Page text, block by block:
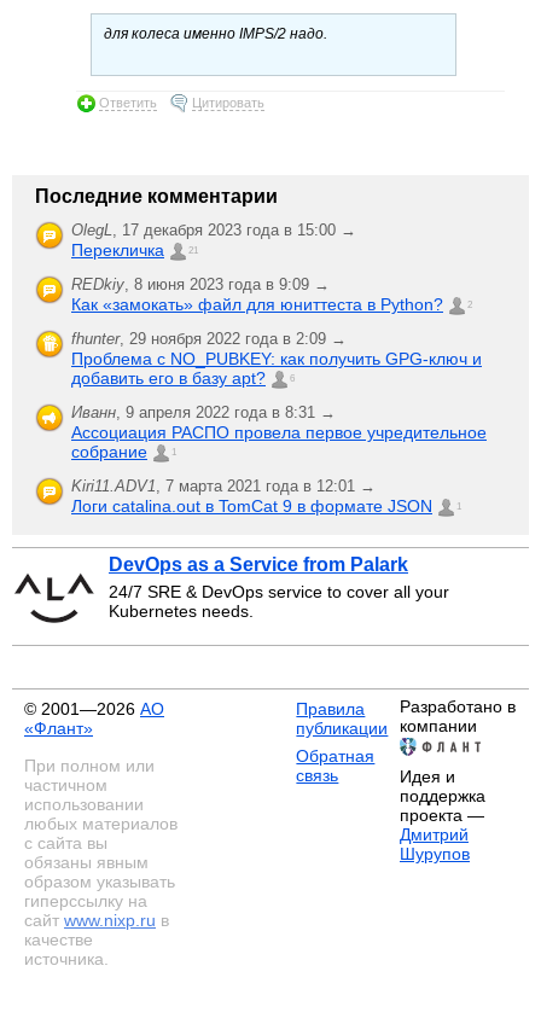
для колеса именно IMPS/2 надо.
Ответить Цитировать
Последние комментарии
OlegL, 17 декабря 2023 года в 15:00 →
Перекличка 21
REDkiy, 8 июня 2023 года в 9:09 →
Как «замокать» файл для юниттеста в Python? 2
fhunter, 29 ноября 2022 года в 2:09 →
Проблема с NO_PUBKEY: как получить GPG-ключ и
добавить его в базу apt?
6
Иванн, 9 апреля 2022 года в 8:31 →
Ассоциация РАСПО провела первое учредительное
собрание
1
Kiri11.ADV1, 7 марта 2021 года в 12:01 →
Логи catalina.out в TomCat 9 в формате JSON 1
DevOps as a Service from Palark
24/7 SRE & DevOps service to cover all your
Kubernetes needs.
© 2001—2026 АО
«Флант»
При полном или
частичном
использовании
любых материалов
с сайта вы
обязаны явным
образом указывать
гиперссылку на
сайт www.nixp.ru в
качестве
источника.
Правила
публикации
Обратная
связь
Разработано в
компании
Идея и
поддержка
проекта —
Дмитрий
Шурупов